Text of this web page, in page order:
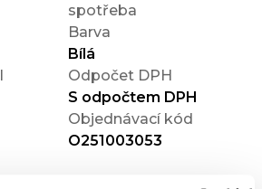
spotřeba
Barva
Bílá
Odpočet DPH
S odpočtem DPH
Objednávací kód
O251003053